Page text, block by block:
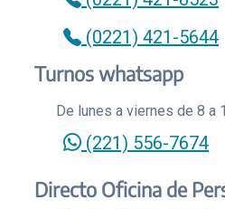
(0221) 421-5644
Turnos whatsapp
De lunes a viernes de 8 a
(221) 556-7674
Directo Oficina de